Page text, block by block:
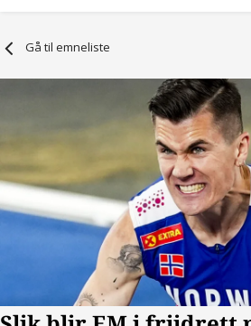
Gå til emneliste